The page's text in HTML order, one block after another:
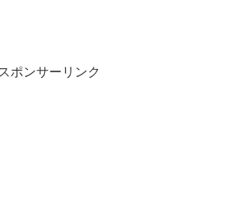
スポンサーリンク